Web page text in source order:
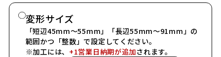
変形サイズ
「短辺45mm～55mm」「長辺55mm～91mm」の
範囲かつ「整数」で設定してください。
※加工には、 +1営業日納期が追加されます。